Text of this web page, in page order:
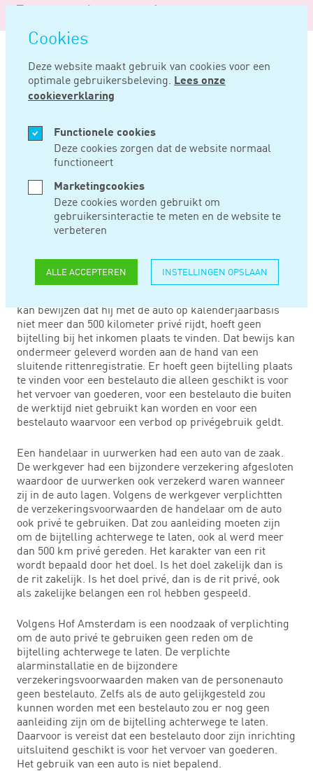
overslaan
Cookies
Deze website maakt gebruik van cookies voor een
optimale gebruikersbeleving. Lees onze
cookieverklaring
Functionele cookies
Deze cookies zorgen dat de website normaal
functioneert
Marketingcookies
Deze cookies worden gebruikt om
gebruikersinteractie te meten en de website te
verbeteren
ALLE ACCEPTEREN INSTELLINGEN OPSLAAN
Logo
Noord
Negentig
Home Nieuws Bijtelling
AUG 06, 2015
BIJTELLING
Voor het privégebruik van een auto van de zaak moet een
wet gaat ervan uit dat een auto van de zaak niet alleen
voor zakelijk maar ook voor privégebruik ter beschikking
kan bewijzen dat hij met de auto op kalenderjaarbasis
niet meer dan 500 kilometer privé rijdt, hoeft geen
bijtelling bij het inkomen plaats te vinden. Dat bewijs kan
ondermeer geleverd worden aan de hand van een
sluitende rittenregistratie. Er hoeft geen bijtelling plaats
te vinden voor een bestelauto die alleen geschikt is voor
het vervoer van goederen, voor een bestelauto die buiten
de werktijd niet gebruikt kan worden en voor een
bestelauto waarvoor een verbod op privégebruik geldt.
Een handelaar in uurwerken had een auto van de zaak.
De werkgever had een bijzondere verzekering afgesloten
waardoor de uurwerken ook verzekerd waren wanneer
zij in de auto lagen. Volgens de werkgever verplichtten
de verzekeringsvoorwaarden de handelaar om de auto
ook privé te gebruiken. Dat zou aanleiding moeten zijn
om de bijtelling achterwege te laten, ook al werd meer
dan 500 km privé gereden. Het karakter van een rit
wordt bepaald door het doel. Is het doel zakelijk dan is
de rit zakelijk. Is het doel privé, dan is de rit privé, ook
als zakelijke belangen een rol hebben gespeeld.
Volgens Hof Amsterdam is een noodzaak of verplichting
om de auto privé te gebruiken geen reden om de
bijtelling achterwege te laten. De verplichte
alarminstallatie en de bijzondere
verzekeringsvoorwaarden maken van de personenauto
geen bestelauto. Zelfs als de auto gelijkgesteld zou
kunnen worden met een bestelauto zou er nog geen
aanleiding zijn om de bijtelling achterwege te laten.
Daarvoor is vereist dat een bestelauto door zijn inrichting
uitsluitend geschikt is voor het vervoer van goederen.
Het gebruik van een auto is niet bepalend.